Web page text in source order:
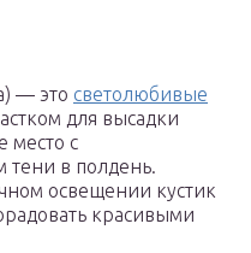
— это светолюбивые
для высадки
место с
тени в полдень.
освещении кустик
красивыми